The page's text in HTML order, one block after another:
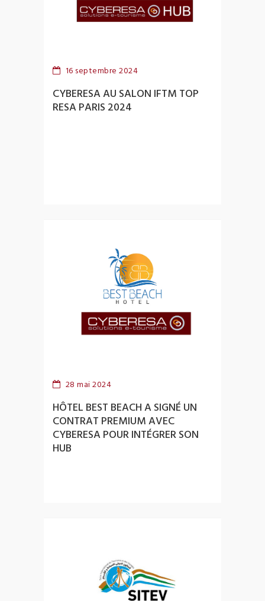
16 septembre 2024
CYBERESA AU SALON IFTM TOP
RESA PARIS 2024
28 mai 2024
HÔTEL BEST BEACH A SIGNÉ UN
CONTRAT PREMIUM AVEC
CYBERESA POUR INTÉGRER SON
HUB